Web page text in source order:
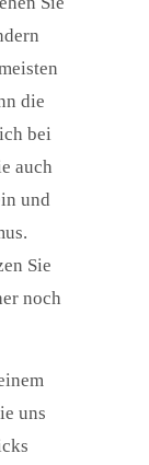
die
bei
auch
und
Sie
noch
uns